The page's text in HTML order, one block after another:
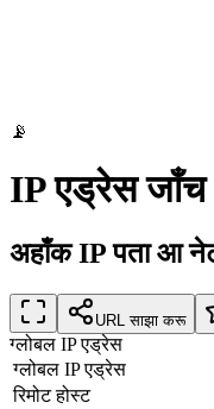
📡
IP एड्रेस जाँच
अहाँक IP पता आ
URL साझा करू
ग्लोबल IP एड्रेस
ग्लोबल IP एड्रेस
रिमोट होस्ट